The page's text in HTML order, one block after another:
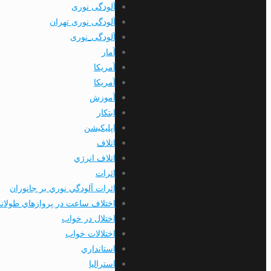
آلودگی نوری
آلودگی نوری تهران
آلودگی_نوری
آمار
آمريكا
آمریکا
آموزش
ابتكار
اپليكيشن
اتلاف
اتلاف انرژي
اثرات
اثرات آلودگي نوري بر جانوران
اختلاف ساعت در پروازهاي
اختلال در خواب
اختلالات خواب
استانداري
استرالیا